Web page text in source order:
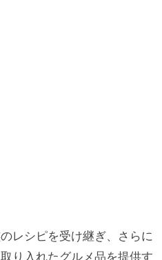
レシピを受け継ぎ、さらに
り入れたグルメ品を提供す